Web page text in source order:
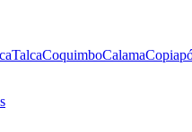
TalcaCoquimboCalama